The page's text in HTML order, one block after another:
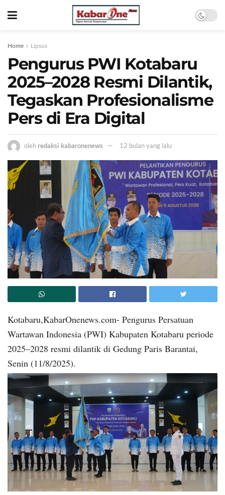
Home Lipsus
Pengurus PWI Kotabaru
2025–2028 Resmi Dilantik,
Tegaskan Profesionalisme
Pers di Era Digital
oleh redaksi kabaronenews 12 bulan yang lalu
Kotabaru,KabarOnenews.com- Pengurus Persatuan
Wartawan Indonesia (PWI) Kabupaten Kotabaru periode
2025–2028 resmi dilantik di Gedung Paris Barantai,
Senin (11/8/2025).